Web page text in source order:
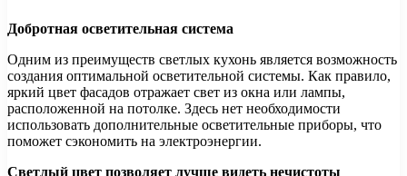
Добротная осветительная система
Одним из преимуществ светлых кухонь является возможность
создания оптимальной осветительной системы. Как правило,
яркий цвет фасадов отражает свет из окна или лампы,
расположенной на потолке. Здесь нет необходимости
использовать дополнительные осветительные приборы, что
поможет сэкономить на электроэнергии.
Светлый цвет позволяет лучше видеть нечистоты